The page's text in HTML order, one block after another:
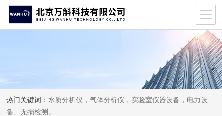
热门关键词： 水质分析仪，气体分析仪，实验室仪器设备，电力设
备、无损检测。